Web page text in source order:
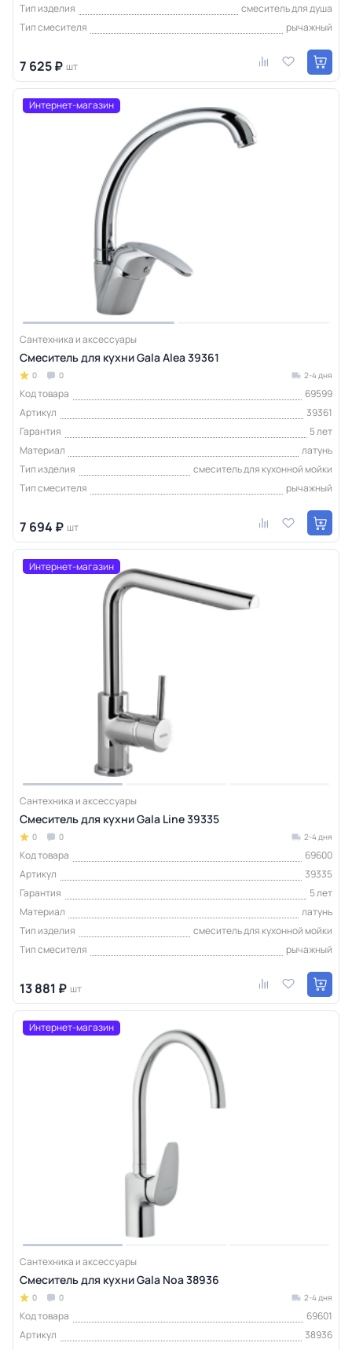
Тип изделия
смеситель для душа
Тип смесителя
рычажный
7 625 ₽ шт
Интернет-магазин
Сантехника и аксессуары
Смеситель для кухни Gala Alea 39361
0 0 2-4 дня
Код товара
69599
Артикул
39361
Гарантия
5 лет
Материал
латунь
Тип изделия
смеситель для кухонной мойки
Тип смесителя
рычажный
7 694 ₽ шт
Интернет-магазин
Сантехника и аксессуары
Смеситель для кухни Gala Line 39335
0 0 2-4 дня
Код товара
69600
Артикул
39335
Гарантия
5 лет
Материал
латунь
Тип изделия
смеситель для кухонной мойки
Тип смесителя
рычажный
13 881 ₽ шт
Интернет-магазин
Сантехника и аксессуары
Смеситель для кухни Gala Noa 38936
0 0 2-4 дня
Код товара
69601
Артикул
38936